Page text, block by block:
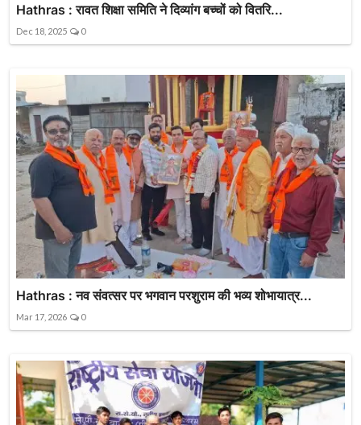
Hathras : रावत शिक्षा समिति ने दिव्यांग बच्चों को वितरि...
Dec 18, 2025 0
Hathras : नव संवत्सर पर भगवान परशुराम की भव्य शोभायात्र...
Mar 17, 2026 0